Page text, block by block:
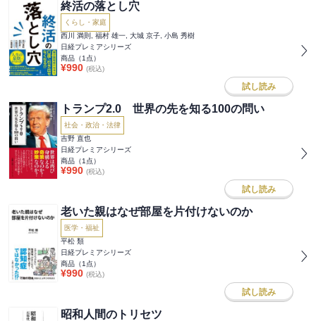
終活の落とし穴
くらし・家庭
西川 満則, 福村 雄一, 大城 京子, 小島 秀樹
日経プレミアシリーズ
商品（1 点）
¥990 (税込)
試し読み
トランプ2.0 世界の先を知る100の問い
社会・政治・法律
吉野 直也
日経プレミアシリーズ
商品（1 点）
¥990 (税込)
試し読み
老いた親はなぜ部屋を片付けないのか
医学・福祉
平松 類
日経プレミアシリーズ
商品（1 点）
¥990 (税込)
試し読み
昭和人間のトリセツ